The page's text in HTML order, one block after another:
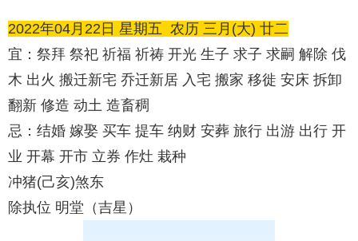
2022年04月22日 星期五 农历 三月(大) 廿二
宜：祭拜 祭祀 祈福 祈祷 开光 生子 求子 求嗣 解除 伐
木 出火 搬迁新宅 乔迁新居 入宅 搬家 移徙 安床 拆卸
翻新 修造 动土 造畜稠
忌：结婚 嫁娶 买车 提车 纳财 安葬 旅行 出游 出行 开
业 开幕 开市 立券 作灶 栽种
冲猪(己亥)煞东
除执位 明堂（吉星）